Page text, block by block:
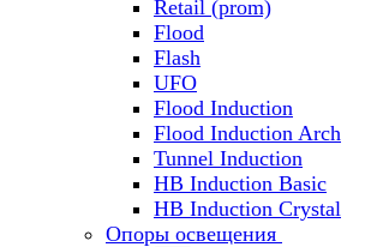
Retail (prom)
Flood
Flash
UFO
Flood Induction
Flood Induction Arch
Tunnel Induction
HB Induction Basic
HB Induction Crystal
Опоры освещения